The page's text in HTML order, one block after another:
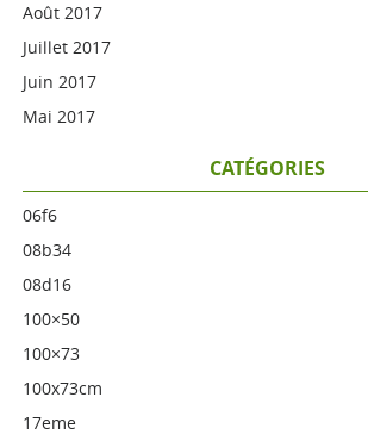
Août 2017
Juillet 2017
Juin 2017
Mai 2017
CATÉGORIES
06f6
08b34
08d16
100×50
100×73
100x73cm
17eme